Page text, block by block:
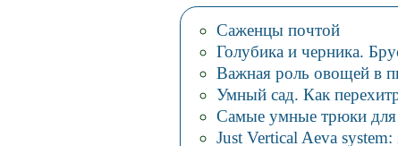
Саженцы почтой
Голубика и черника.
Важная роль овощей в
Умный сад. Как
Самые умные трюки для
Just Vertical Aeva